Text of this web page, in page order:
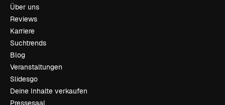
Über uns
Reviews
Karriere
Suchtrends
Blog
Veranstaltungen
Slidesgo
Deine Inhalte verkaufen
Pressesaal